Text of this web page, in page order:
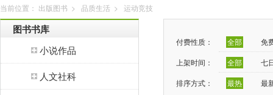
当前位置： 出版图书 > 品质生活 > 运动竞技
图书书库
小说作品
人文社科
付费性质： 全部
免
上架时间：
全部
七
排序方式：
最热 最